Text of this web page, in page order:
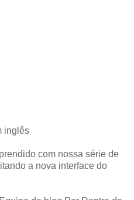
inglês
com nossa série de
a nova interface do